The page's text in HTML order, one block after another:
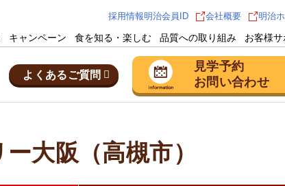
キャンペーン 食を知る・楽しむ 品質への取り組み お客様サ
採用情報明治会員ID 会社概要 明治
見学予約
お問い合わせ
よくあるご質問
大阪（高槻市）